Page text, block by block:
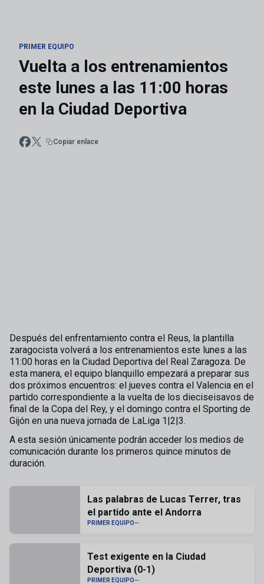
PRIMER EQUIPO
Vuelta a los entrenamientos
este lunes a las 11:00 horas
en la Ciudad Deportiva
Copiar enlace
Después del enfrentamiento contra el Reus, la plantilla
zaragocista volverá a los entrenamientos este lunes a las
11:00 horas en la Ciudad Deportiva del Real Zaragoza. De
esta manera, el equipo blanquillo empezará a preparar sus
dos próximos encuentros: el jueves contra el Valencia en el
partido correspondiente a la vuelta de los dieciseisavos de
final de la Copa del Rey, y el domingo contra el Sporting de
Gijón en una nueva jornada de LaLiga 1|2|3.
A esta sesión únicamente podrán acceder los medios de
comunicación durante los primeros quince minutos de
duración.
Las palabras de Lucas Terrer, tras
el partido ante el Andorra
PRIMER EQUIPO
Test exigente en la Ciudad
Deportiva (0-1)
PRIMER EQUIPO